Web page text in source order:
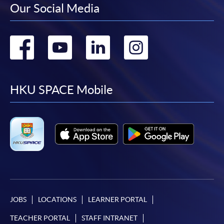
報讀新課程
凡以「先到先得」為取錄方式的課程，請填妥
SF26報名表，親往報名中心或以郵遞方式連同學
[下載報名表SF26]
表可向報名中心或有關課程負責人索取。填妥申請
表格後，請連同報名費/學費以及所需證明文件親
往報名中心或以郵遞方式遞交。
​學院為學歷頒授課程特設「註冊及學費通知」，適
Our Social Media
Go
facebook
Go
youtube
Go
linkedin
HKU SPACE Mobile
JOBS LOCATIONS LEARNER PORTAL
TEACHER PORTAL STAFF INTRANET